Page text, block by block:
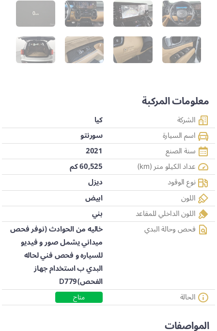
معلومات المركبة
الشركة
كيا
اسم السيارة
سورنتو
سنة الصنع
2021
عداد الكيلو متر (km)
60,525 كم
نوع الوقود
ديزل
اللون
ابيض
اللون الداخلي للمقاعد
بني
فحص وحالة البدي
خاليه من الحوادث (نوفر فحص
ميداني يشمل صور و فيديو
للسياره و فحص فني لحاله
البدي ب استخدام جهاز
الفحص)D779
الحالة
متاح
المواصفات